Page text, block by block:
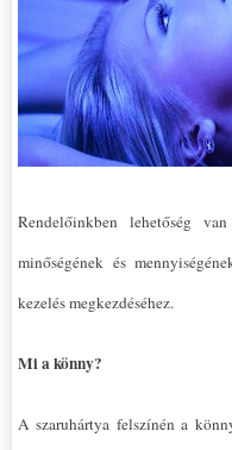
Rendelőinkben lehetőség
minőségének és
kezelés megkezdéséhez.
Mi a könny?
A szaruhártya felszínén a